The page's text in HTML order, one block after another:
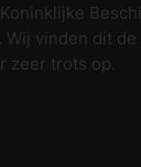
Wij vinden dit
zeer trots op.